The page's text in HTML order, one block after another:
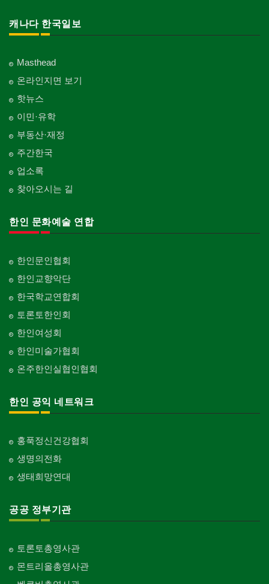
캐나다 한국일보
Masthead
온라인지면 보기
핫뉴스
이민·유학
부동산·재정
주간한국
업소록
찾아오시는 길
한인 문화예술 연합
한인문인협회
한인교향악단
한국학교연합회
토론토한인회
한인여성회
한인미술가협회
온주한인실협인협회
한인 공익 네트워크
홍푹정신건강협회
생명의전화
생태희망연대
공공 정부기관
토론토총영사관
몬트리올총영사관